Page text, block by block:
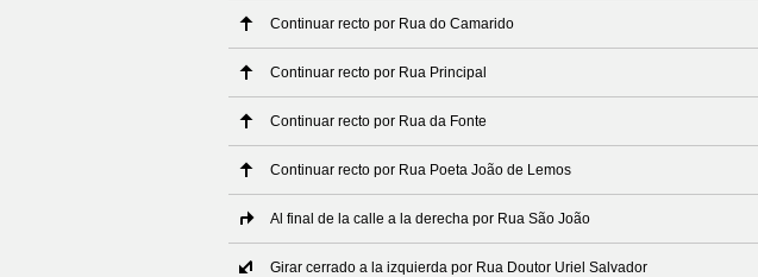
Continuar recto por Rua do Camarido
Continuar recto por Rua Principal
Continuar recto por Rua da Fonte
Continuar recto por Rua Poeta João de Lemos
Al final de la calle a la derecha por Rua São João
Girar cerrado a la izquierda por Rua Doutor Uriel Salvador